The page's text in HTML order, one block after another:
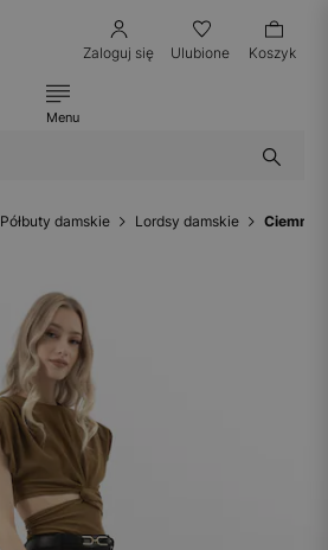
Zaloguj się Ulubione Koszyk
Menu
Półbuty damskie Lordsy damskie